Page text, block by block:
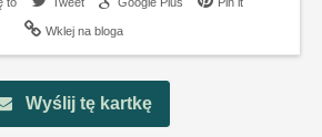
Wklej na bloga
Wyślij tę kartkę